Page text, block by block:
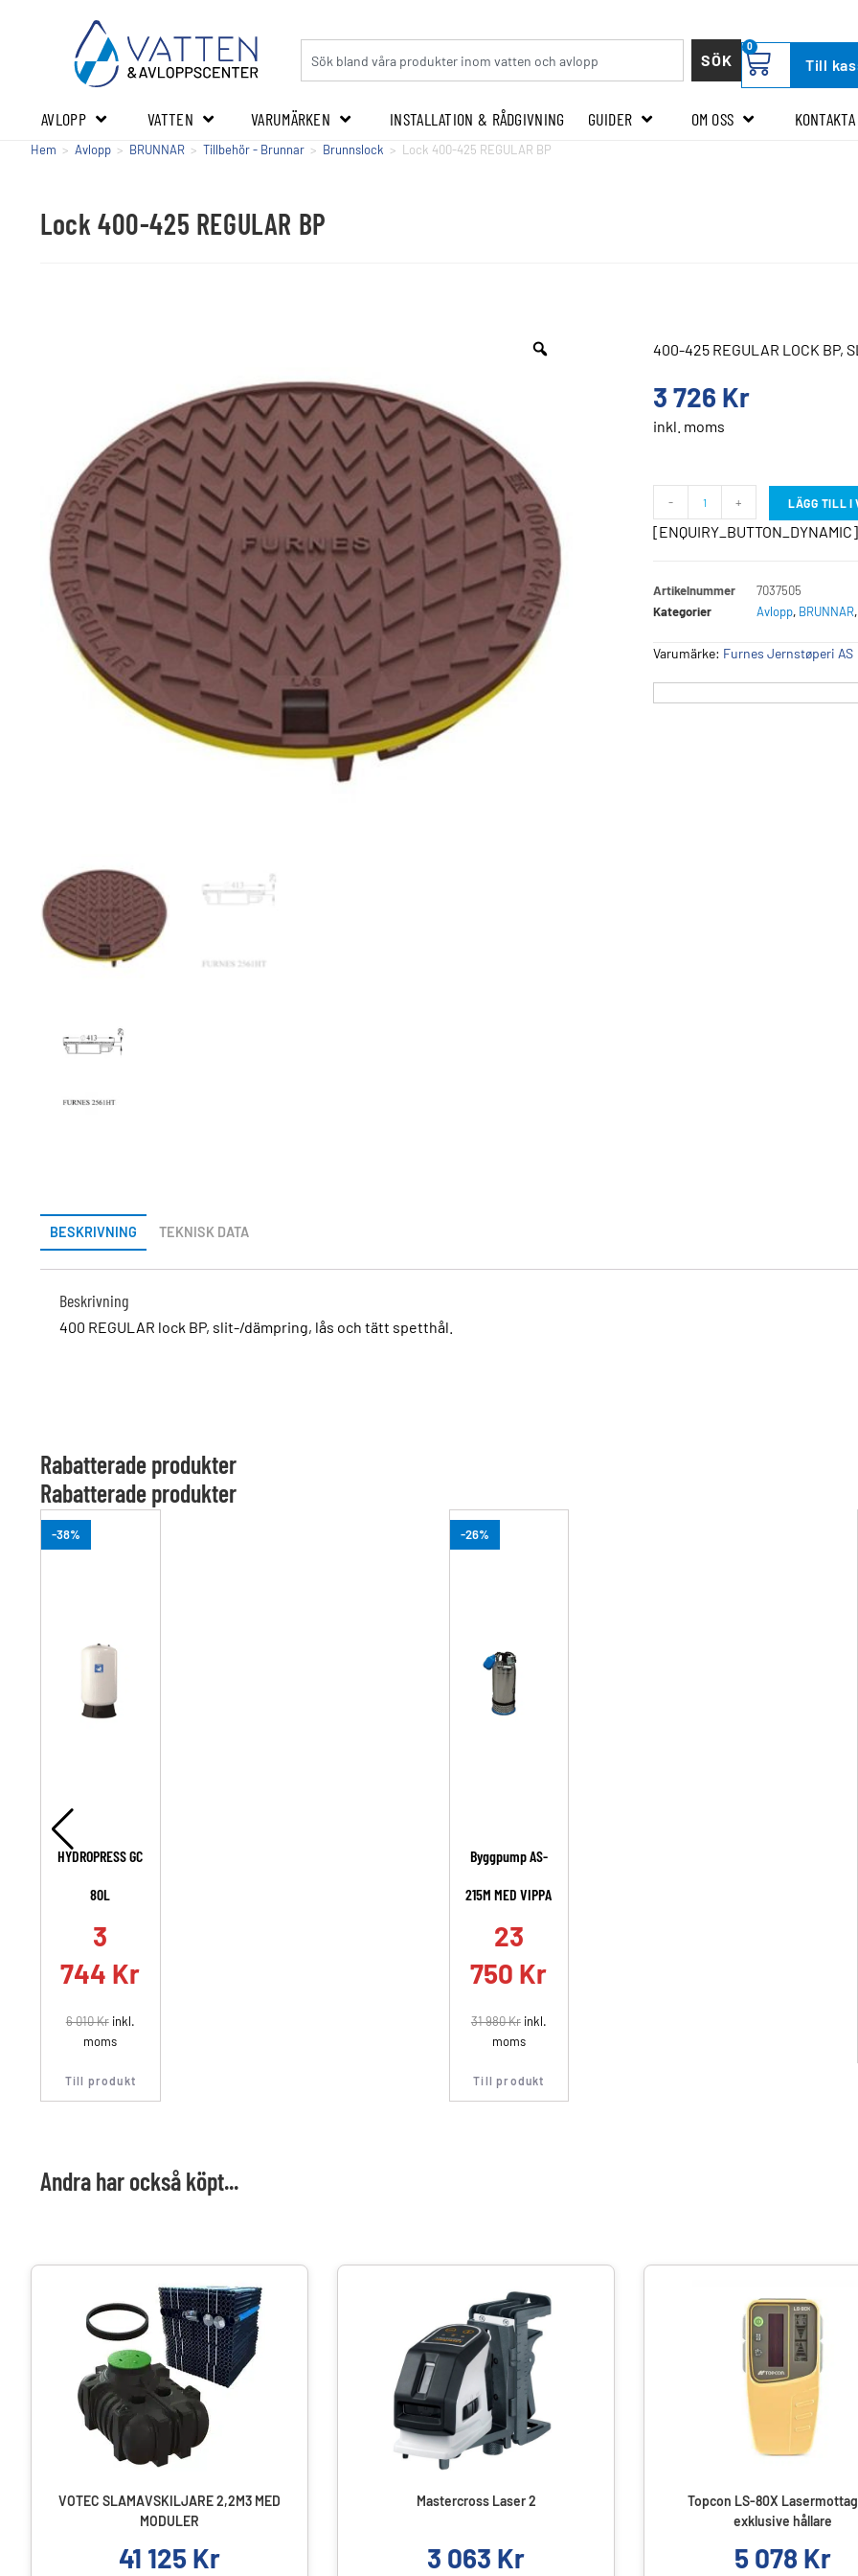
SÖK
0
Till
AVLOPP VATTEN VARUMÄRKEN INSTALLATION & RÅDGIVNING GUIDER OM OSS
Hem > Avlopp > BRUNNAR > Tillbehör - Brunnar > Brunnslock > Lock 400-425 REGULAR BP
Lock 400-425 REGULAR BP
400-425 REGULAR LOCK BP,
3 726 Kr
inkl. moms
- + LÄGG TILL I
[ENQUIRY_BUTTON_DYNAMIC]
Artikelnummer
7037505
Kategorier
Avlopp, BRUNNAR,
Varumärke: Furnes Jernstøperi AS
BESKRIVNING TEKNISK DATA
Beskrivning
400 REGULAR lock BP, slit-/dämpring, lås och tätt spetthål.
Rabatterade produkter
Rabatterade produkter
-38%
HYDROPRESS GC
80L
3
744 Kr
6 010Krinkl.
moms
Till produkt
-26%
Byggpump AS-
215M MED VIPPA
23
750 Kr
31 980Krinkl.
moms
Till produkt
Andra har också köpt...
VOTEC SLAMAVSKILJARE 2,2M3 MED
MODULER
41 125 Kr
Mastercross Laser 2
3 063 Kr
Topcon LS-80X
exklusive hållare
5 078 Kr